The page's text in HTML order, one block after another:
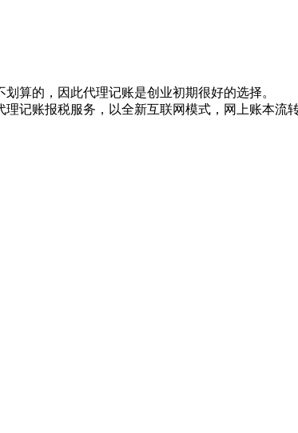
算的，因此代理记账是创业初期很好的选择。
记账报税服务，以全新互联网模式，网上账本流